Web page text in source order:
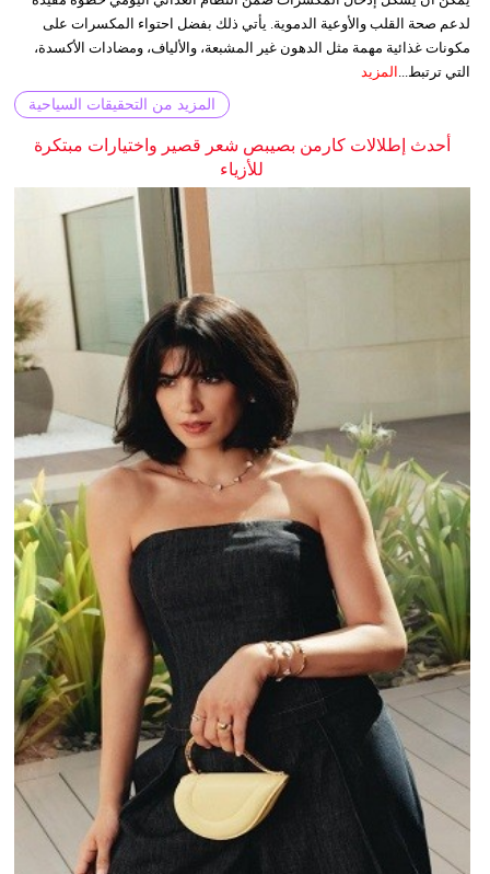
لدعم صحة القلب والأوعية الدموية. يأتي ذلك بفضل احتواء المكسرات على
مكونات غذائية مهمة مثل الدهون غير المشبعة، والألياف، ومضادات الأكسدة،
التي ترتبط...
المزيد
المزيد من التحقيقات السياحية
أحدث إطلالات كارمن بصيبص شعر قصير واختيارات مبتكرة
للأزياء